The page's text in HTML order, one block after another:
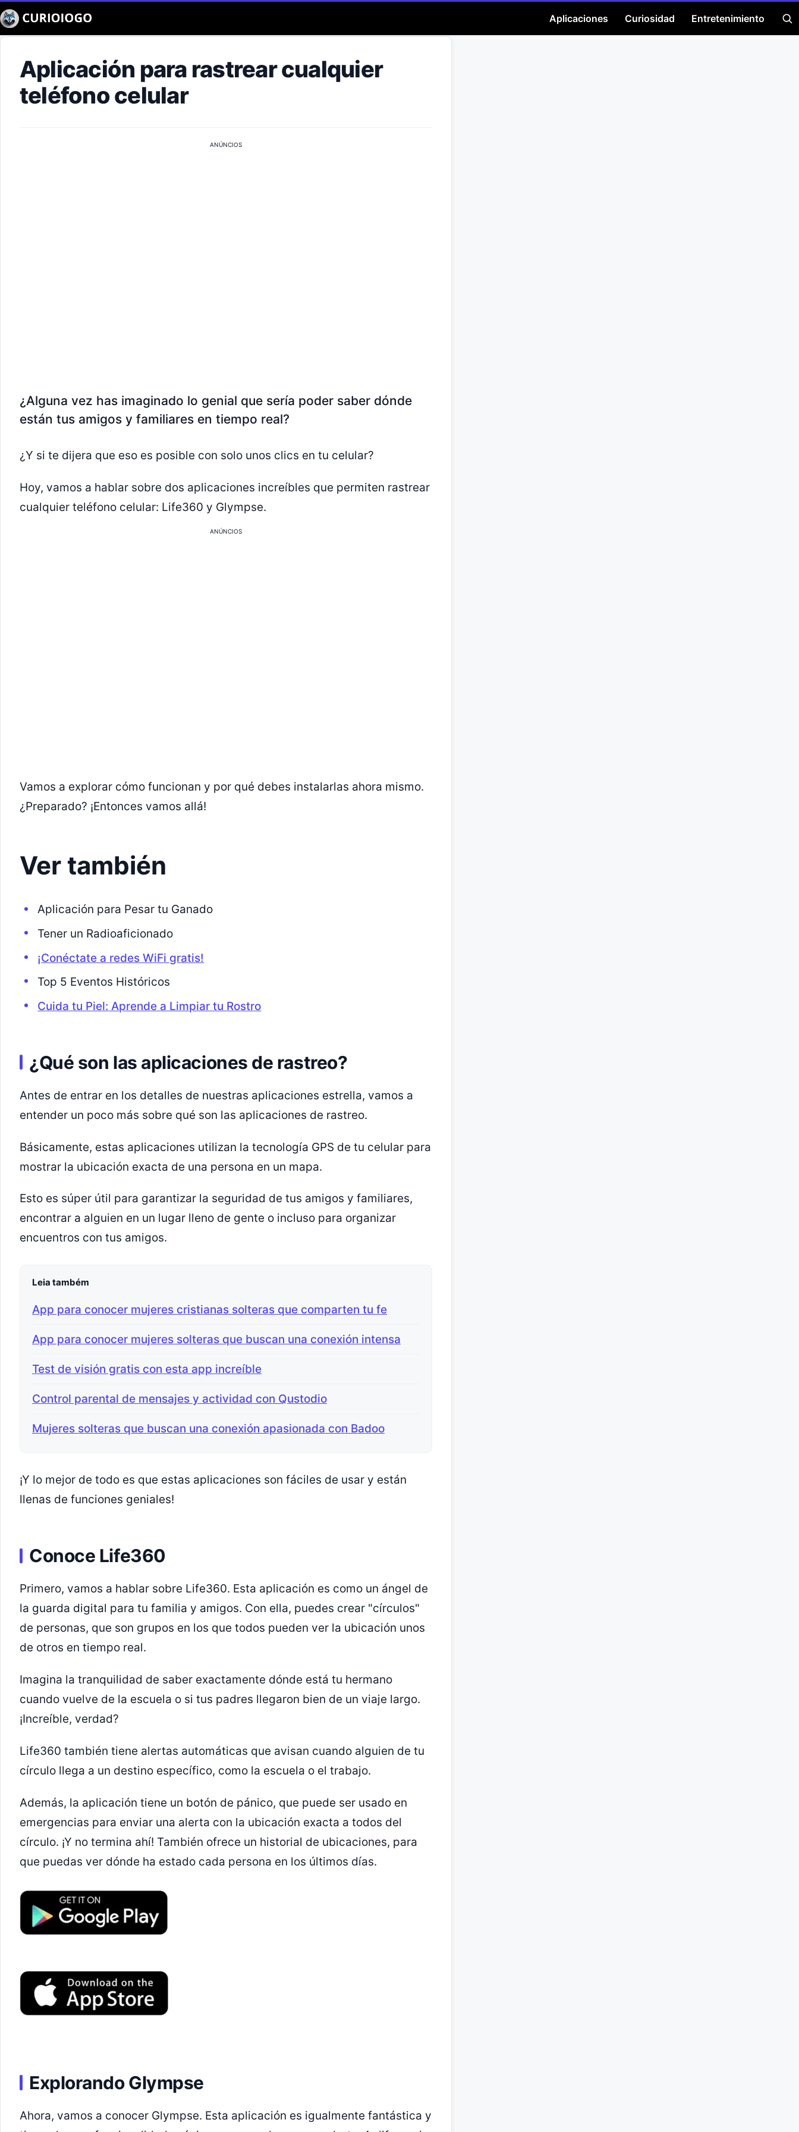
Aplicaciones Curiosidad Entretenimiento
Aplicación para rastrear cualquier
teléfono celular
ANÚNCIOS
¿Alguna vez has imaginado lo genial que sería poder saber dónde
están tus amigos y familiares en tiempo real?
¿Y si te dijera que eso es posible con solo unos clics en tu celular?
Hoy, vamos a hablar sobre dos aplicaciones increíbles que permiten rastrear
cualquier teléfono celular: Life360 y Glympse.
ANÚNCIOS
Vamos a explorar cómo funcionan y por qué debes instalarlas ahora mismo.
¿Preparado? ¡Entonces vamos allá!
Ver también
Aplicación para Pesar tu Ganado
Tener un Radioaficionado
¡Conéctate a redes WiFi gratis!
Top 5 Eventos Históricos
Cuida tu Piel: Aprende a Limpiar tu Rostro
¿Qué son las aplicaciones de rastreo?
Antes de entrar en los detalles de nuestras aplicaciones estrella, vamos a
entender un poco más sobre qué son las aplicaciones de rastreo.
Básicamente, estas aplicaciones utilizan la tecnología GPS de tu celular para
mostrar la ubicación exacta de una persona en un mapa.
Esto es súper útil para garantizar la seguridad de tus amigos y familiares,
encontrar a alguien en un lugar lleno de gente o incluso para organizar
encuentros con tus amigos.
Leia também
App para conocer mujeres cristianas solteras que comparten tu fe
App para conocer mujeres solteras que buscan una conexión intensa
Test de visión gratis con esta app increíble
Control parental de mensajes y actividad con Qustodio
Mujeres solteras que buscan una conexión apasionada con Badoo
¡Y lo mejor de todo es que estas aplicaciones son fáciles de usar y están
llenas de funciones geniales!
Conoce Life360
Primero, vamos a hablar sobre Life360. Esta aplicación es como un ángel de
la guarda digital para tu familia y amigos. Con ella, puedes crear "círculos"
de personas, que son grupos en los que todos pueden ver la ubicación unos
de otros en tiempo real.
Imagina la tranquilidad de saber exactamente dónde está tu hermano
cuando vuelve de la escuela o si tus padres llegaron bien de un viaje largo.
¡Increíble, verdad?
Life360 también tiene alertas automáticas que avisan cuando alguien de tu
círculo llega a un destino específico, como la escuela o el trabajo.
Además, la aplicación tiene un botón de pánico, que puede ser usado en
emergencias para enviar una alerta con la ubicación exacta a todos del
círculo. ¡Y no termina ahí! También ofrece un historial de ubicaciones, para
que puedas ver dónde ha estado cada persona en los últimos días.
Explorando Glympse
Ahora, vamos a conocer Glympse. Esta aplicación es igualmente fantástica y